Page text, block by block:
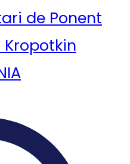
de Ponent
Kropotkin